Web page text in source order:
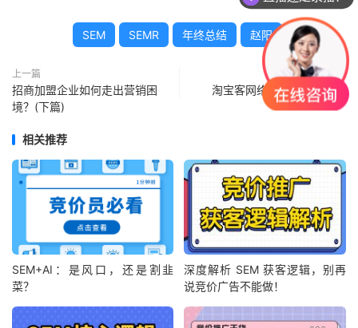
SEM SEMR 年终总结 赵阳
上一篇
招商加盟企业如何走出营销困
境？(下篇)
下一篇
淘宝客网络营销之根本策略
相关推荐
SEM+AI：是风口，还是割韭
菜？
深度解析 SEM 获客逻辑，别再
说竞价广告不能做！
课程怎么试听？